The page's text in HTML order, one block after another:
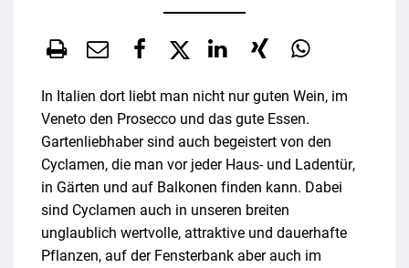
In Italien dort liebt man nicht nur guten Wein, im
Veneto den Prosecco und das gute Essen.
Gartenliebhaber sind auch begeistert von den
Cyclamen, die man vor jeder Haus- und Ladentür,
in Gärten und auf Balkonen finden kann. Dabei
sind Cyclamen auch in unseren breiten
unglaublich wertvolle, attraktive und dauerhafte
Pflanzen, auf der Fensterbank aber auch im